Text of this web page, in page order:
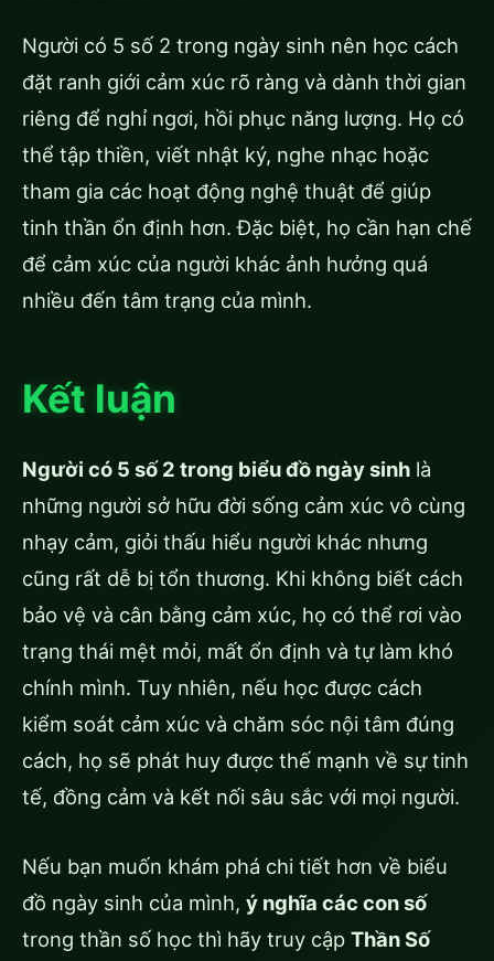
Người có 5 số 2 trong ngày sinh nên học cách
đặt ranh giới cảm xúc rõ ràng và dành thời gian
riêng để nghỉ ngơi, hồi phục năng lượng. Họ có
thể tập thiền, viết nhật ký, nghe nhạc hoặc
tham gia các hoạt động nghệ thuật để giúp
tinh thần ổn định hơn. Đặc biệt, họ cần hạn chế
để cảm xúc của người khác ảnh hưởng quá
nhiều đến tâm trạng của mình.
Kết luận
Người có 5 số 2 trong biểu đồ ngày sinh là
những người sở hữu đời sống cảm xúc vô cùng
nhạy cảm, giỏi thấu hiểu người khác nhưng
cũng rất dễ bị tổn thương. Khi không biết cách
bảo vệ và cân bằng cảm xúc, họ có thể rơi vào
trạng thái mệt mỏi, mất ổn định và tự làm khó
chính mình. Tuy nhiên, nếu học được cách
kiểm soát cảm xúc và chăm sóc nội tâm đúng
cách, họ sẽ phát huy được thế mạnh về sự tinh
tế, đồng cảm và kết nối sâu sắc với mọi người.
Nếu bạn muốn khám phá chi tiết hơn về biểu
đồ ngày sinh của mình, ý nghĩa các con số
trong thần số học thì hãy truy cập Thần Số